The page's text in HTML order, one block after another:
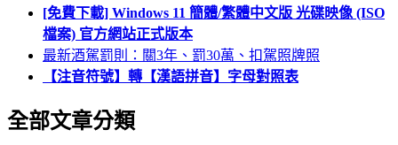
[免費下載] Windows 11 簡體/繁體中文版 光碟映像 (ISO
檔案) 官方網站正式版本
最新酒駕罰則：關3年、罰30萬、扣駕照牌照
【注音符號】轉【漢語拼音】字母對照表
全部文章分類